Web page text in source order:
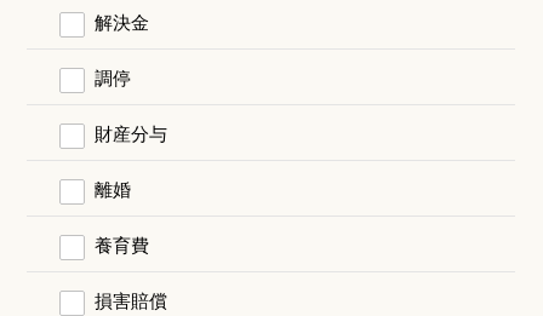
解決金
調停
財産分与
離婚
養育費
損害賠償